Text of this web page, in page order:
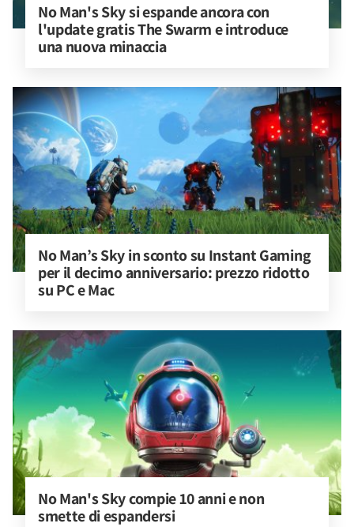
No Man's Sky si espande ancora con
l'update gratis The Swarm e introduce
una nuova minaccia
No Man’s Sky in sconto su Instant Gaming
per il decimo anniversario: prezzo ridotto
su PC e Mac
No Man's Sky compie 10 anni e non
smette di espandersi